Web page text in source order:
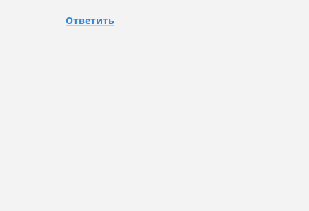
Ответить